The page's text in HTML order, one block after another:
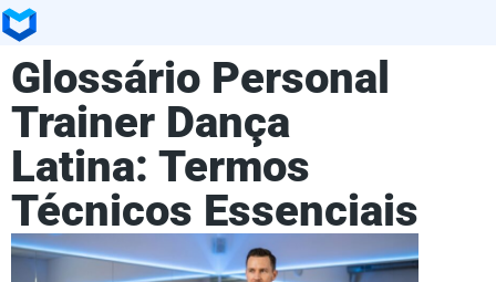
Glossário Personal
Trainer Dança
Latina: Termos
Técnicos Essenciais